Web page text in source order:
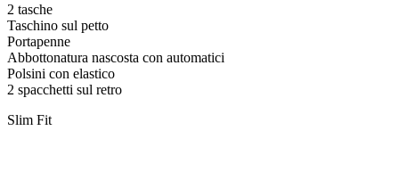
2 tasche
Taschino sul petto
Portapenne
Abbottonatura nascosta con automatici
Polsini con elastico
2 spacchetti sul retro
Slim Fit